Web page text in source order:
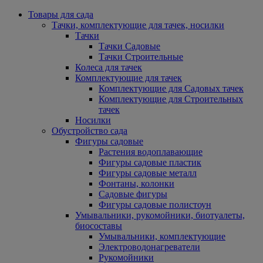
Товары для сада
Тачки, комплектующие для тачек, носилки
Тачки
Тачки Садовые
Тачки Строительные
Колеса для тачек
Комплектующие для тачек
Комплектующие для Садовых тачек
Комплектующие для Строительных
тачек
Носилки
Обустройство сада
Фигуры садовые
Растения водоплавающие
Фигуры садовые пластик
Фигуры садовые металл
Фонтаны, колонки
Садовые фигуры
Фигуры садовые полистоун
Умывальники, рукомойники, биотуалеты,
биосоставы
Умывальники, комплектующие
Электроводонагреватели
Рукомойники